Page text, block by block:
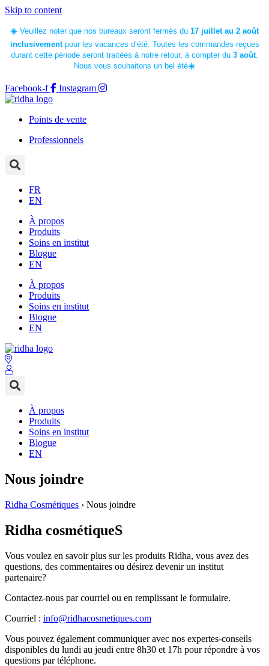
Skip to content
☀️ Veuillez noter que nos bureaux seront fermés du 17 juillet au 2 août
inclusivementpour les vacances d’été. Toutes les commandes reçues
durant cette période seront traitées à notre retour, à compter du 3 août.
Nous vous souhaitons un bel été☀️
Facebook-f Instagram
Points de vente
Professionnels
FR
EN
À propos
Produits
Soins en institut
Blogue
EN
À propos
Produits
Soins en institut
Blogue
EN
À propos
Produits
Soins en institut
Blogue
EN
Nous joindre
Ridha Cosmétiques › Nous joindre
Ridha cosmétiqueS
Vous voulez en savoir plus sur les produits Ridha, vous avez des
questions, des commentaires ou désirez devenir un institut
partenaire?
Contactez-nous par courriel ou en remplissant le formulaire.
Courriel : info@ridhacosmetiques.com
Vous pouvez également communiquer avec nos expertes-conseils
disponibles du lundi au jeudi entre 8h30 et 17h pour répondre à vos
questions par téléphone.